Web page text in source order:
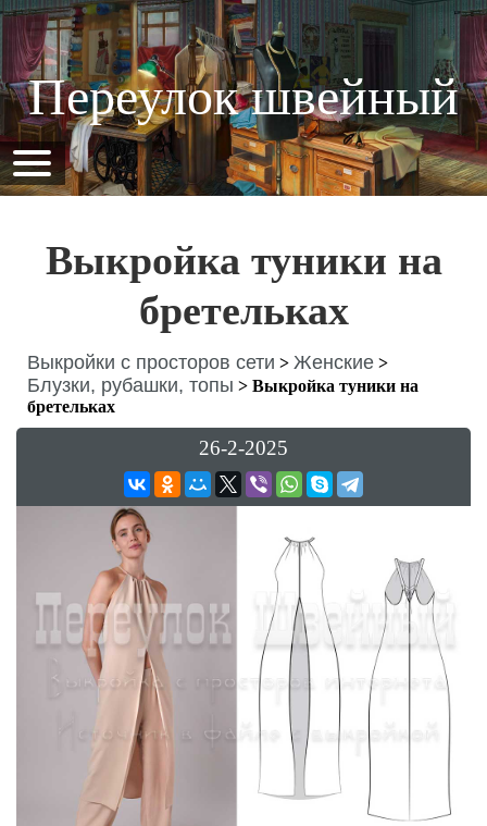
Переулок швейный
Выкройка туники на
бретельках
Выкройки с просторов сети > Женские >
Блузки, рубашки, топы > Выкройка туники на
бретельках
26-2-2025